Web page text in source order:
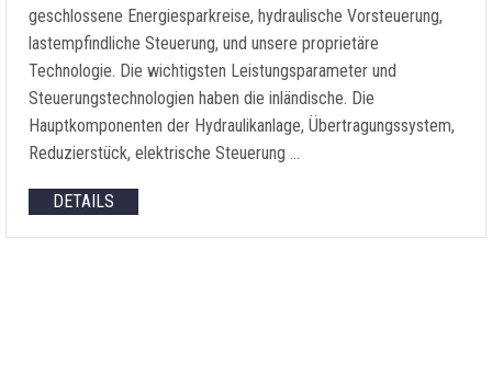
geschlossene Energiesparkreise, hydraulische Vorsteuerung,
lastempfindliche Steuerung, und unsere proprietäre
Technologie. Die wichtigsten Leistungsparameter und
Steuerungstechnologien haben die inländische. Die
Hauptkomponenten der Hydraulikanlage, Übertragungssystem,
Reduzierstück, elektrische Steuerung …
DETAILS